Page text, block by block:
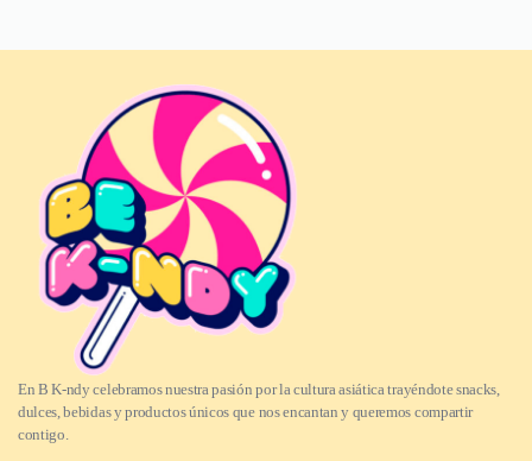
En B K-ndy celebramos nuestra pasión por la cultura asiática trayéndote snacks,
dulces, bebidas y productos únicos que nos encantan y queremos compartir
contigo.